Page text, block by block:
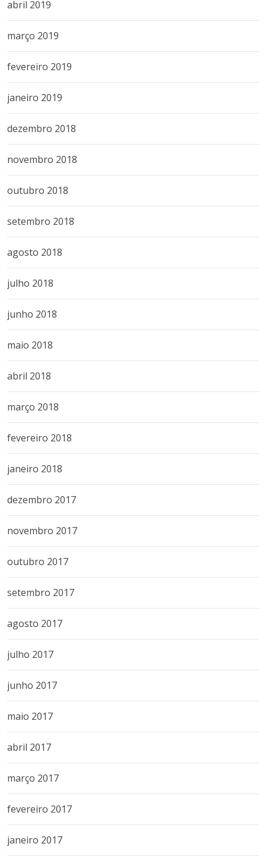
abril 2019
março 2019
fevereiro 2019
janeiro 2019
dezembro 2018
novembro 2018
outubro 2018
setembro 2018
agosto 2018
julho 2018
junho 2018
maio 2018
abril 2018
março 2018
fevereiro 2018
janeiro 2018
dezembro 2017
novembro 2017
outubro 2017
setembro 2017
agosto 2017
julho 2017
junho 2017
maio 2017
abril 2017
março 2017
fevereiro 2017
janeiro 2017